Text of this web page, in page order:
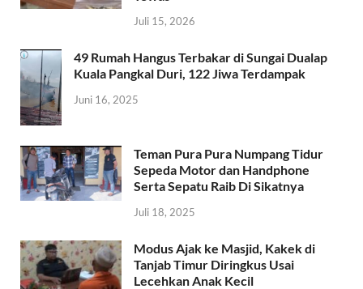
Juli 15, 2026
49 Rumah Hangus Terbakar di Sungai Dualap
Kuala Pangkal Duri, 122 Jiwa Terdampak
Juni 16, 2025
Teman Pura Pura Numpang Tidur
Sepeda Motor dan Handphone
Serta Sepatu Raib Di Sikatnya
Juli 18, 2025
Modus Ajak ke Masjid, Kakek di
Tanjab Timur Diringkus Usai
Lecehkan Anak Kecil